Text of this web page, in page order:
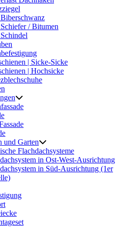
/ Bitumen
| Sicke-Sicke
| Hochsicke
und Garten
Flachdachsysteme
in Ost-West-Ausrichtung
in Süd-Ausrichtung (1er